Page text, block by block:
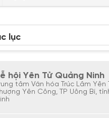
lục
hội Yên Tử Quảng Ninh
tâm Văn hóa Trúc Lâm Yên
Yên Công, TP Uông Bí,